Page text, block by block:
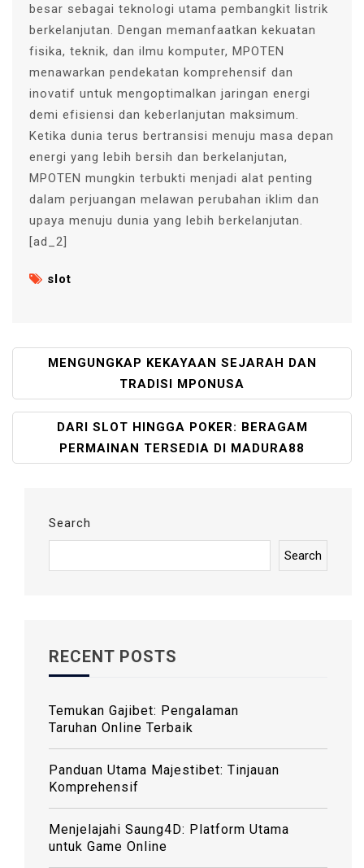
besar sebagai teknologi utama pembangkit listrik
berkelanjutan. Dengan memanfaatkan kekuatan
fisika, teknik, dan ilmu komputer, MPOTEN
menawarkan pendekatan komprehensif dan
inovatif untuk mengoptimalkan jaringan energi
demi efisiensi dan keberlanjutan maksimum.
Ketika dunia terus bertransisi menuju masa depan
energi yang lebih bersih dan berkelanjutan,
MPOTEN mungkin terbukti menjadi alat penting
dalam perjuangan melawan perubahan iklim dan
upaya menuju dunia yang lebih berkelanjutan.
[ad_2]
slot
S
A
MENGUNGKAP KEKAYAAN SEJARAH DAN
TRADISI MPONUSA
DARI SLOT HINGGA POKER: BERAGAM
PERMAINAN TERSEDIA DI MADURA88
Search
Search
RECENT POSTS
Temukan Gajibet: Pengalaman
Taruhan Online Terbaik
Panduan Utama Majestibet: Tinjauan
Komprehensif
Menjelajahi Saung4D: Platform Utama
untuk Game Online